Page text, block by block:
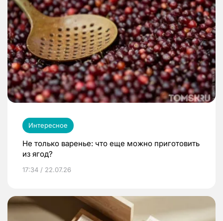
Интересное
Не только варенье: что еще можно приготовить
из ягод?
17:34 / 22.07.26